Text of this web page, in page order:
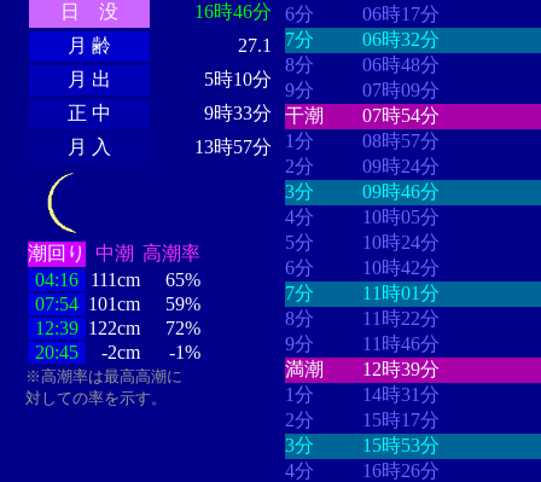
日 没
16時46分
月 齢
27.1
月 出
5時10分
正 中
9時33分
月 入
13時57分
潮回り 中潮 高潮率
04:16
111cm
65%
07:54 101cm
59%
12:39 122cm
72%
20:45
-2cm -1%
※高潮率は最高高潮に
対しての率を示す。
6分
06時17分
7分
06時32分
8分
06時48分
9分
07時09分
干潮
07時54分
1分
08時57分
2分
09時24分
3分
09時46分
4分
10時05分
5分
10時24分
6分
10時42分
7分
11時01分
8分
11時22分
9分
11時46分
満潮
12時39分
1分
14時31分
2分
15時17分
3分
15時53分
4分
16時26分